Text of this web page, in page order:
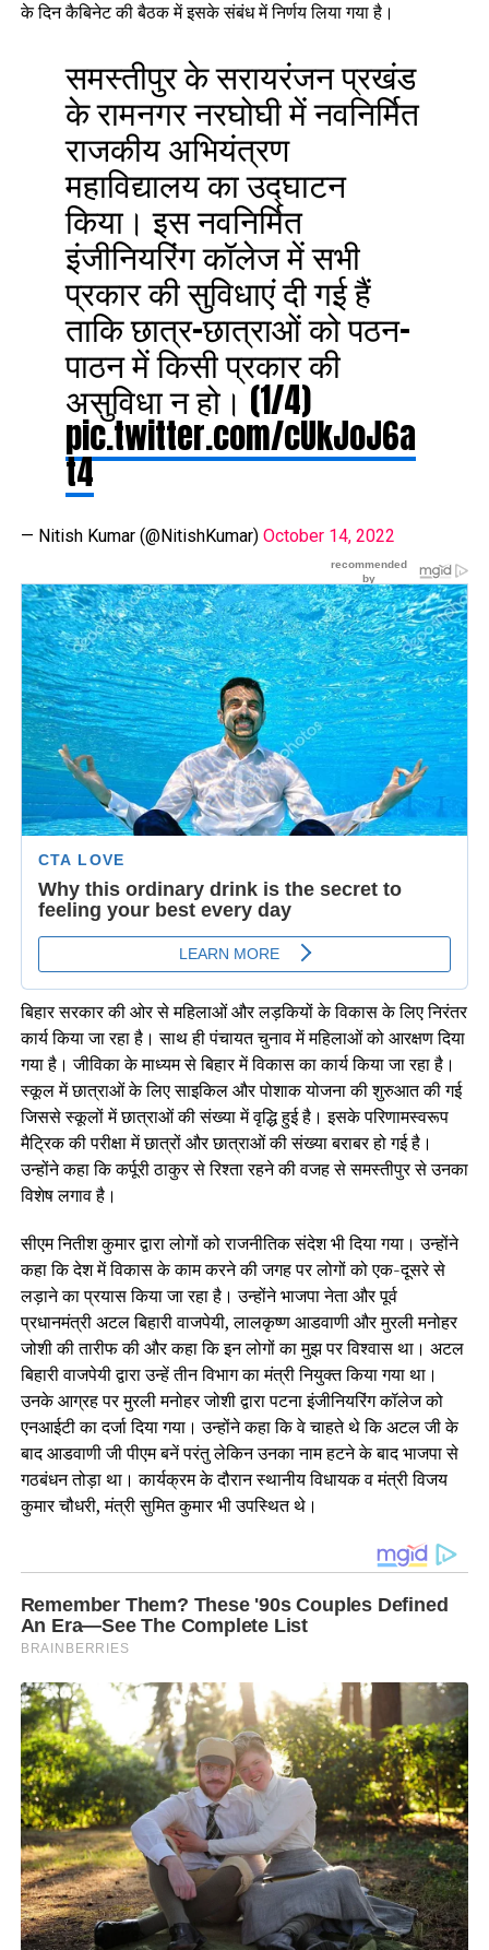
के दिन कैबिनेट की बैठक में इसके संबंध में निर्णय लिया गया है।
समस्तीपुर के सरायरंजन प्रखंड
के रामनगर नरघोघी में नवनिर्मित
राजकीय अभियंत्रण
महाविद्यालय का उद्घाटन
किया। इस नवनिर्मित
इंजीनियरिंग कॉलेज में सभी
प्रकार की सुविधाएं दी गई हैं
ताकि छात्र-छात्राओं को पठन-
पाठन में किसी प्रकार की
असुविधा न हो। (1/4)
pic.twitter.com/cUkJoJ6a
t4
— Nitish Kumar (@NitishKumar) October 14, 2022
बिहार सरकार की ओर से महिलाओं और लड़कियों के विकास के लिए निरंतर
कार्य किया जा रहा है। साथ ही पंचायत चुनाव में महिलाओं को आरक्षण दिया
गया है। जीविका के माध्यम से बिहार में विकास का कार्य किया जा रहा है।
स्कूल में छात्राओं के लिए साइकिल और पोशाक योजना की शुरुआत की गई
जिससे स्कूलों में छात्राओं की संख्या में वृद्धि हुई है। इसके परिणामस्वरूप
मैट्रिक की परीक्षा में छात्रों और छात्राओं की संख्या बराबर हो गई है।
उन्होंने कहा कि कर्पूरी ठाकुर से रिश्ता रहने की वजह से समस्तीपुर से उनका
विशेष लगाव है।
सीएम नितीश कुमार द्वारा लोगों को राजनीतिक संदेश भी दिया गया। उन्होंने
कहा कि देश में विकास के काम करने की जगह पर लोगों को एक-दूसरे से
लड़ाने का प्रयास किया जा रहा है। उन्होंने भाजपा नेता और पूर्व
प्रधानमंत्री अटल बिहारी वाजपेयी, लालकृष्ण आडवाणी और मुरली मनोहर
जोशी की तारीफ की और कहा कि इन लोगों का मुझ पर विश्वास था। अटल
बिहारी वाजपेयी द्वारा उन्हें तीन विभाग का मंत्री नियुक्त किया गया था।
उनके आग्रह पर मुरली मनोहर जोशी द्वारा पटना इंजीनियरिंग कॉलेज को
एनआईटी का दर्जा दिया गया। उन्होंने कहा कि वे चाहते थे कि अटल जी के
बाद आडवाणी जी पीएम बनें परंतु लेकिन उनका नाम हटने के बाद भाजपा से
गठबंधन तोड़ा था। कार्यक्रम के दौरान स्थानीय विधायक व मंत्री विजय
कुमार चौधरी, मंत्री सुमित कुमार भी उपस्थित थे।